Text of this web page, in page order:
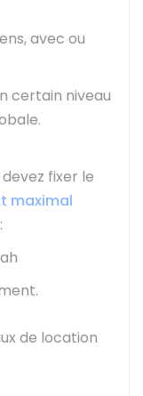
avec ou
certain niveau
fixer le
maximal
de location